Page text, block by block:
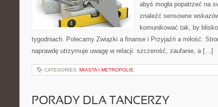
abyś mogła popatrzeć na
znaleźć sensowne
komunikować tak, by
tygodniach. Polecamy Związki a finanse i Przyjaźń a miłość.
naprawdę utrzymuje uwagę w relacji: szczerość, zaufanie, a […]
CATEGORIES: MIASTA I METROPOLIE
PORADY DLA TANCERZY